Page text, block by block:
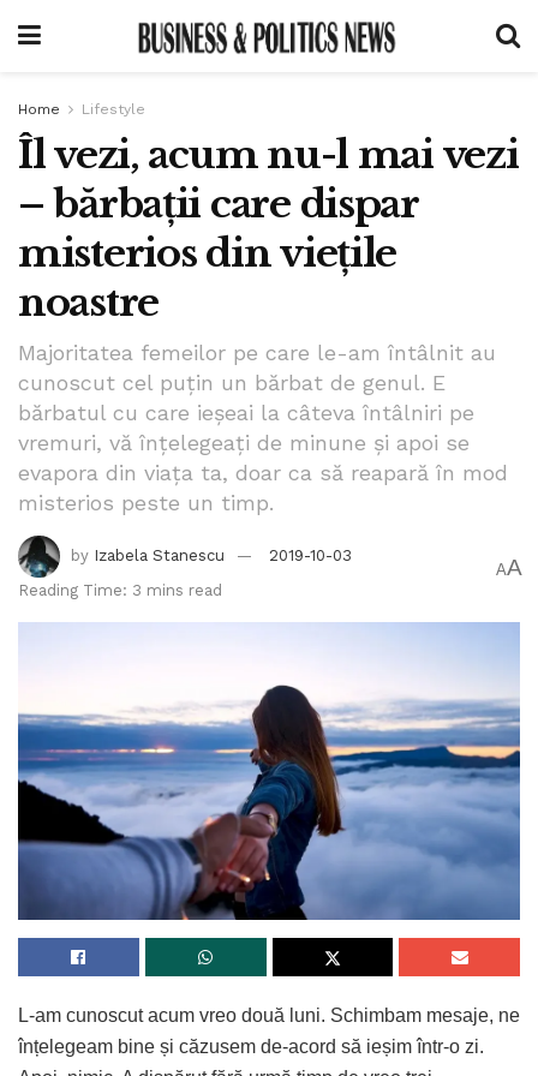
Home Lifestyle
Îl vezi, acum nu-l mai vezi
– bărbații care dispar
misterios din viețile
noastre
Majoritatea femeilor pe care le-am întâlnit au
cunoscut cel puțin un bărbat de genul. E
bărbatul cu care ieșeai la câteva întâlniri pe
vremuri, vă înțelegeați de minune și apoi se
evapora din viața ta, doar ca să reapară în mod
misterios peste un timp.
by Izabela Stanescu
2019-10-03
Reading Time: 3 mins read
AA
L-am cunoscut acum vreo două luni. Schimbam mesaje, ne
înțelegeam bine și căzusem de-acord să ieșim într-o zi.